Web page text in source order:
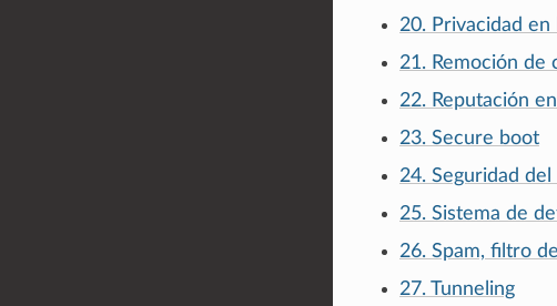
20. Privacidad en
21. Remoción de
22. Reputación
23. Secure boot
24. Seguridad
25. Sistema de
26. Spam, filtro de
27. Tunneling